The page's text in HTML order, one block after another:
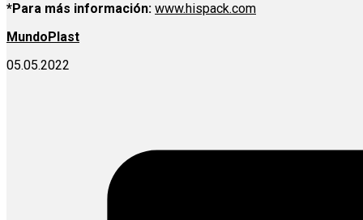
*Para más información: www.hispack.com
MundoPlast
05.05.2022